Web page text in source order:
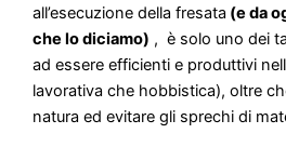
all’esecuzione della fresata (e da
che lo diciamo) , è solo uno dei
ad essere efficienti e produttivi
lavorativa che hobbistica), oltre
natura ed evitare gli sprechi di